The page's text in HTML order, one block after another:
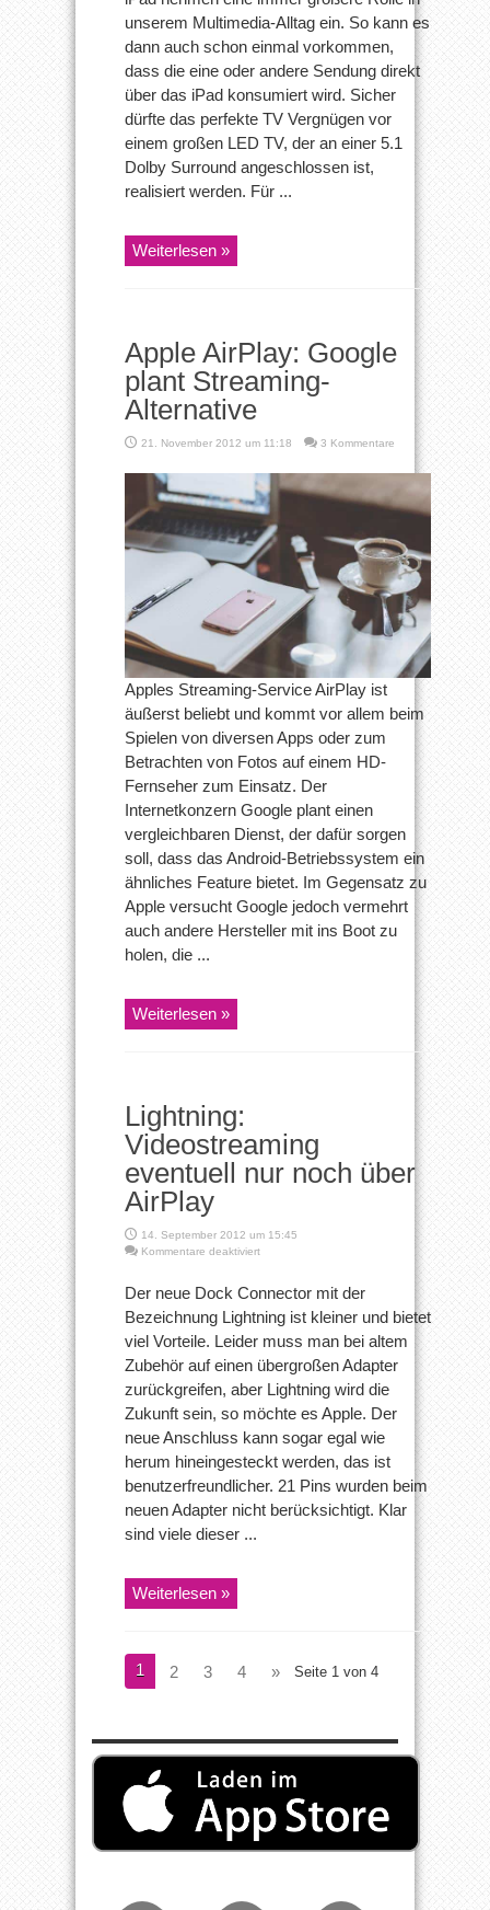
unserem Multimedia-Alltag ein. So kann es
dann auch schon einmal vorkommen,
dass die eine oder andere Sendung direkt
über das iPad konsumiert wird. Sicher
dürfte das perfekte TV Vergnügen vor
einem großen LED TV, der an einer 5.1
Dolby Surround angeschlossen ist,
realisiert werden. Für ...
Weiterlesen »
Apple AirPlay: Google
plant Streaming-
Alternative
21. November 2012 um 11:18 3 Kommentare
Apples Streaming-Service AirPlay ist
äußerst beliebt und kommt vor allem beim
Spielen von diversen Apps oder zum
Betrachten von Fotos auf einem HD-
Fernseher zum Einsatz. Der
Internetkonzern Google plant einen
vergleichbaren Dienst, der dafür sorgen
soll, dass das Android-Betriebssystem ein
ähnliches Feature bietet. Im Gegensatz zu
Apple versucht Google jedoch vermehrt
auch andere Hersteller mit ins Boot zu
holen, die ...
Weiterlesen »
Lightning:
Videostreaming
eventuell nur noch über
AirPlay
14. September 2012 um 15:45
Kommentare deaktiviertfür
eventuell
nur
über
AirPlay
Der neue Dock Connector mit der
Bezeichnung Lightning ist kleiner und bietet
viel Vorteile. Leider muss man bei altem
Zubehör auf einen übergroßen Adapter
zurückgreifen, aber Lightning wird die
Zukunft sein, so möchte es Apple. Der
neue Anschluss kann sogar egal wie
herum hineingesteckt werden, das ist
benutzerfreundlicher. 21 Pins wurden beim
neuen Adapter nicht berücksichtigt. Klar
sind viele dieser ...
Weiterlesen »
Seite 1 von 4
1 2 3 4 »